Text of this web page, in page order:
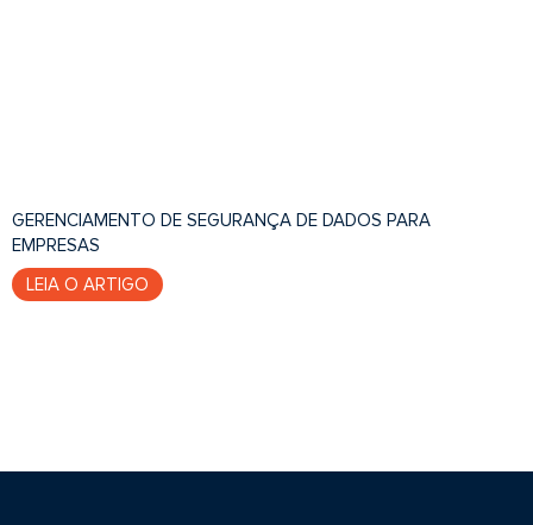
GERENCIAMENTO DE SEGURANÇA DE DADOS PARA
EMPRESAS
LEIA O ARTIGO